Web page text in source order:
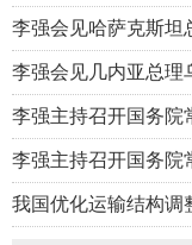
李强会见哈萨克斯坦
李强会见几内亚总理
李强主持召开国务院
算执行和其他财政收
李强主持召开国务院
作汇报 审议通过《实
我国优化运输结构调